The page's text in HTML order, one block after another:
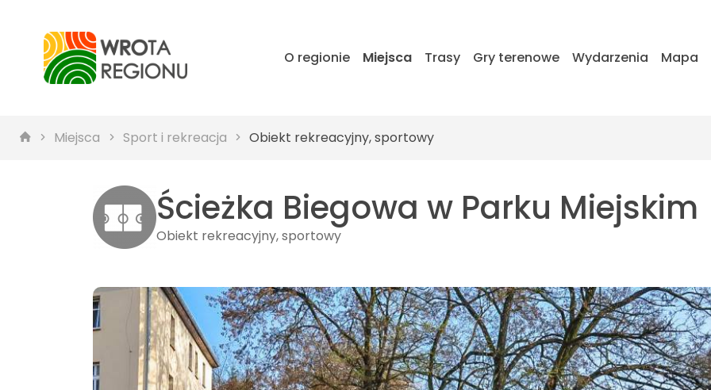
O regionie Miejsca Trasy Gry terenowe Wydarzenia Mapa
Miejsca Sport i rekreacja Obiekt rekreacyjny, sportowy
Ścieżka Biegowa w Parku Miejskim
Obiekt rekreacyjny, sportowy